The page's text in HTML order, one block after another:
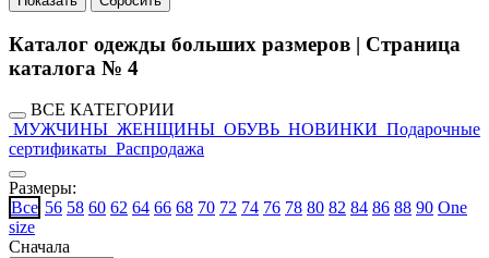
Каталог одежды больших размеров | Cтраница
каталога № 4
ВСЕ КАТЕГОРИИ
МУЖЧИНЫ ЖЕНЩИНЫ ОБУВЬ НОВИНКИ Подарочные
сертификаты Распродажа
Размеры:
Все 56 58 60 62 64 66 68 70 72 74 76 78 80 82 84 86 88 90 One
size
Сначала